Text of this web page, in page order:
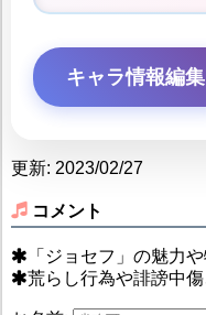
キャラ情報編集
更新: 2023/02/27
コメント
「ジョセフ」の魅力
荒らし行為や誹謗中